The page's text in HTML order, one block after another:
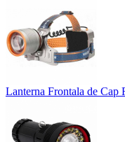
Lanterna Frontala de